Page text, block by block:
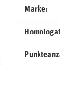
Marke